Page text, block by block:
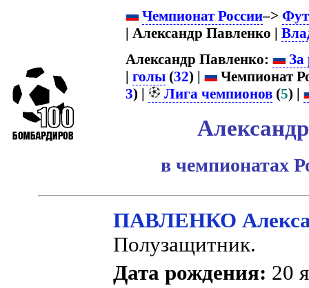
Чемпионат России–>
| Александр Павленко |
Александр Павленко:
За
| голы (32) |
Чемпионат
3) | Лига чемпионов (5) |
в чемпионатах
ПАВЛЕНКО
Полузащитник.
Дата рождения: 20